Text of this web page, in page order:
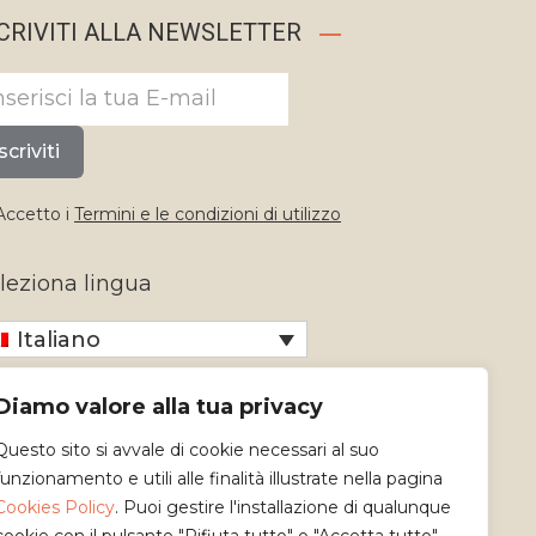
valore alla tua privacy
sito si avvale di cookie necessari al suo
e utili alle finalità illustrate nella pagina
Policy. Puoi gestire l'installazione di qualunque
ALLA NEWSLETTER
i Termini e le condizioni di utilizzo
lingua
Italiano